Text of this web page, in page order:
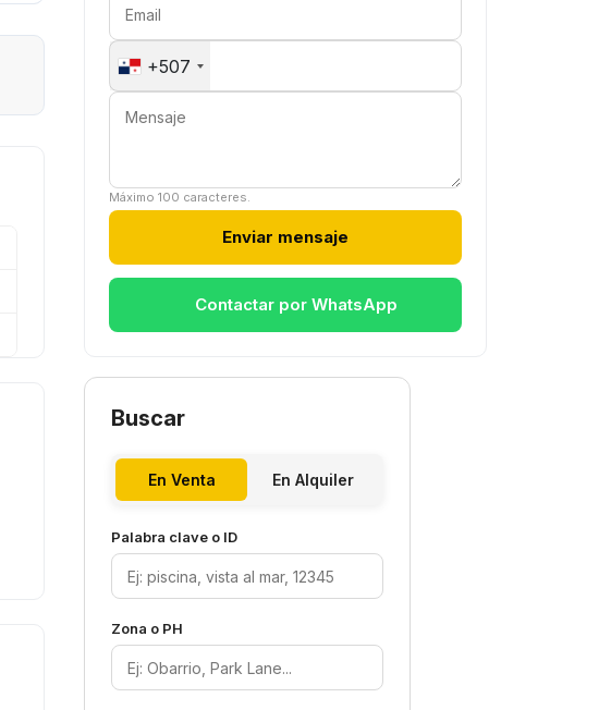
+507
Máximo 100 caracteres.
Enviar mensaje
Contactar por WhatsApp
Buscar
En Venta En Alquiler
Palabra clave o ID
Zona o PH